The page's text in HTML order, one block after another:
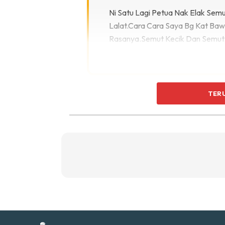
Ni Satu Lagi Petua Nak Elak
Lalat.Cara Cara Saya Bg Kat
Rasanya.Semut Kecik Dan
Tanam Tomato Guna Baja